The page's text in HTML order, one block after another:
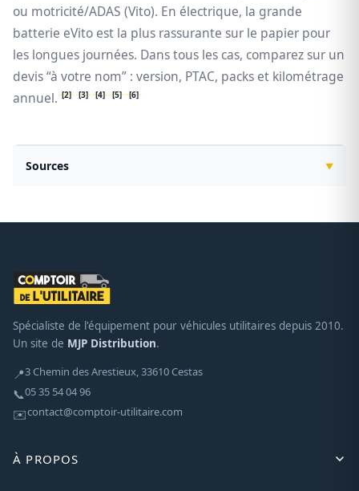
ou motricité/ADAS (Vito). En électrique, la grande
batterie eVito est la plus rassurante sur le papier pour
les longues journées. Dans tous les cas, comparez sur un
devis “à votre nom” : version, PTAC, packs et kilométrage
annuel. [2] [3] [4] [5] [6]
Sources
Spécialiste de l'équipement pour véhicules utilitaires depuis 2010.
Un site de MJP Distribution.
📍3 Chemin des Arestieux, 33610 Cestas
📞05 35 54 04 96
✉️contact@comptoir-utilitaire.com
À PROPOS